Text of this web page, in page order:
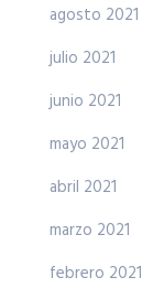
agosto 2021
julio 2021
junio 2021
mayo 2021
abril 2021
marzo 2021
febrero 2021